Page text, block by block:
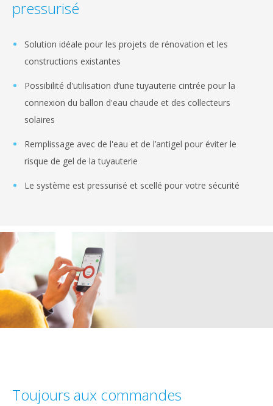
pressurisé
Solution idéale pour les projets de rénovation et les
constructions existantes
Possibilité d'utilisation d’une tuyauterie cintrée pour la
connexion du ballon d'eau chaude et des collecteurs
solaires
Remplissage avec de l'eau et de l’antigel pour éviter le
risque de gel de la tuyauterie
Le système est pressurisé et scellé pour votre sécurité
Toujours aux commandes